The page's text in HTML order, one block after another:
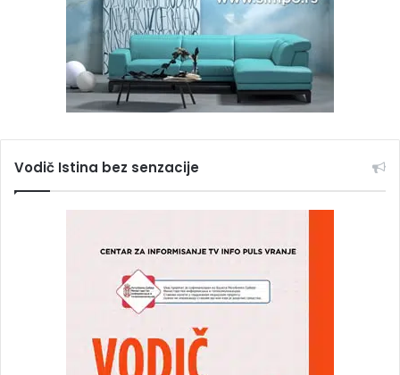
Vodič Istina bez senzacije